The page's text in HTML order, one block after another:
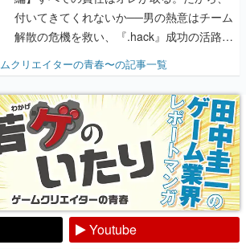
付いてきてくれないか──男の熱意はチーム
解散の危機を救い、『.hack』成功の活路を
開く。業界の快男児・松山 洋に流れる血は
『少年ジャンプ』色だった【若ゲのいた
り】
クリエイターの青春〜の記事一覧
Youtube